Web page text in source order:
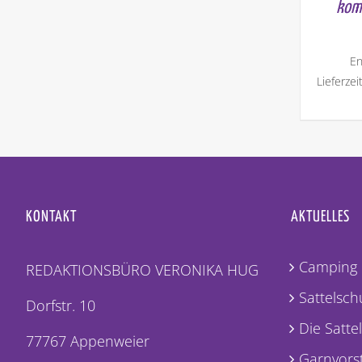
KONTAKT
REDAKTIONSBÜRO VERONIKA HUG
Dorfstr. 10
77767 Appenweier
AKTUELLES
Die